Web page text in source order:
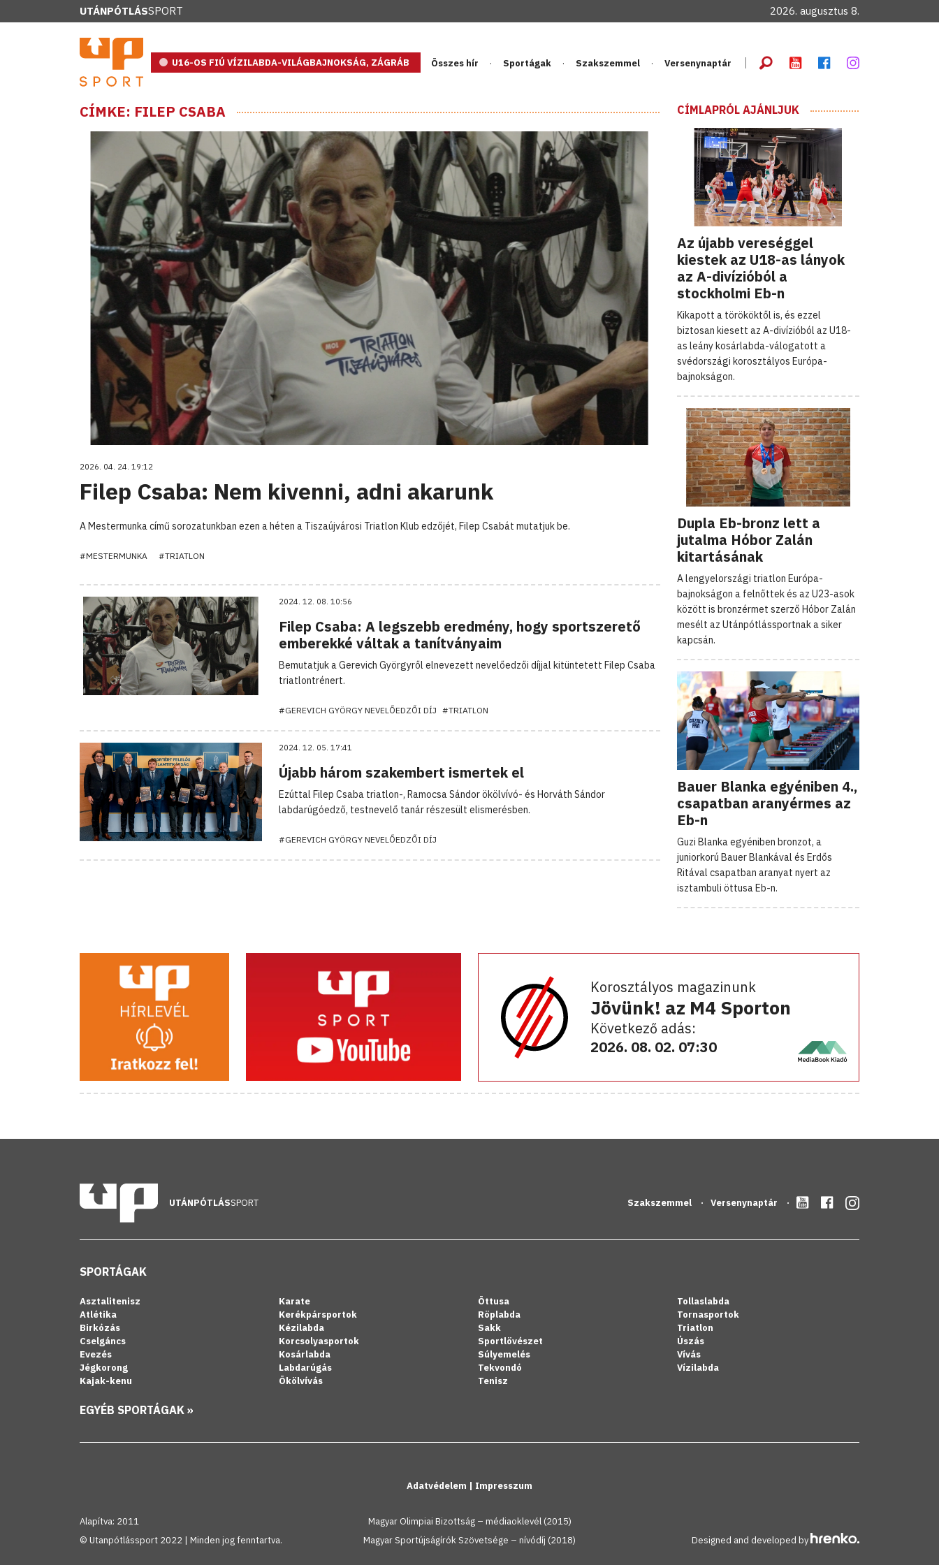
UTÁNPÓTLÁSSPORT 2026. augusztus 8.
U16-OS FIÚ VÍZILABDA-VILÁGBAJNOKSÁG, ZÁGRÁB Összes hír Sportágak Szakszemmel Versenynaptár
CÍMKE: FILEP CSABA
2026. 04. 24. 19:12
Filep Csaba: Nem kivenni, adni akarunk
A Mestermunka című sorozatunkban ezen a héten a Tiszaújvárosi Triatlon Klub edzőjét, Filep Csabát mutatjuk be.
#MESTERMUNKA #TRIATLON
2024. 12. 08. 10:56
Filep Csaba: A legszebb eredmény, hogy sportszerető
emberekké váltak a tanítványaim
Bemutatjuk a Gerevich Györgyről elnevezett nevelőedzői díjjal kitüntetett Filep Csaba
triatlontrénert.
#GEREVICH GYÖRGY NEVELŐEDZŐI DÍJ #TRIATLON
2024. 12. 05. 17:41
Újabb három szakembert ismertek el
Ezúttal Filep Csaba triatlon-, Ramocsa Sándor ökölvívó- és Horváth Sándor
labdarúgóedző, testnevelő tanár részesült elismerésben.
#GEREVICH GYÖRGY NEVELŐEDZŐI DÍJ
CÍMLAPRÓL AJÁNLJUK
Az újabb vereséggel
kiestek az U18-as lányok
az A-divízióból a
stockholmi Eb-n
Kikapott a törököktől is, és ezzel
biztosan kiesett az A-divízióból az U18-
as leány kosárlabda-válogatott a
svédországi korosztályos Európa-
bajnokságon.
Dupla Eb-bronz lett a
jutalma Hóbor Zalán
kitartásának
A lengyelországi triatlon Európa-
bajnokságon a felnőttek és az U23-asok
között is bronzérmet szerző Hóbor Zalán
mesélt az Utánpótlássportnak a siker
kapcsán.
Bauer Blanka egyéniben 4.,
csapatban aranyérmes az
Eb-n
Guzi Blanka egyéniben bronzot, a
juniorkorú Bauer Blankával és Erdős
Ritával csapatban aranyat nyert az
isztambuli öttusa Eb-n.
Korosztályos magazinunk
Jövünk! az M4 Sporton
Következő adás:
2026. 08. 02. 07:30
UTÁNPÓTLÁSSPORT Szakszemmel Versenynaptár
SPORTÁGAK
Asztalitenisz
Atlétika
Birkózás
Cselgáncs
Evezés
Jégkorong
Kajak-kenu
Karate
Kerékpársportok
Kézilabda
Korcsolyasportok
Kosárlabda
Labdarúgás
Ökölvívás
Öttusa
Röplabda
Sakk
Sportlövészet
Súlyemelés
Tekvondó
Tenisz
Tollaslabda
Tornasportok
Triatlon
Úszás
Vívás
Vízilabda
EGYÉB SPORTÁGAK »
Adatvédelem | Impresszum
Alapítva: 2011
© Utanpótlássport 2022 | Minden jog fenntartva.
Magyar Olimpiai Bizottság – médiaoklevél (2015)
Magyar Sportújságírók Szövetsége – nívódíj (2018)
Designed and developed by